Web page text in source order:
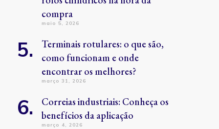
compra
maio 5, 2026
Terminais rotulares: o que são,
como funcionam e onde
encontrar os melhores?
março 31, 2026
Correias industriais: Conheça os
benefícios da aplicação
março 4, 2026